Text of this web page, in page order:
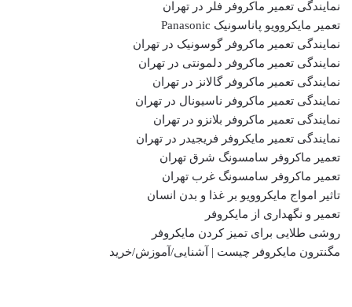
نمایندگی تعمیر ماکروفر فلر در تهران
تعمیر مایکروویو پاناسونیک Panasonic
نمایندگی تعمیر ماکروفر گوسونیک در تهران
نمایندگی تعمیر ماکروفر دلمونتی در تهران
نمایندگی تعمیر ماکروفر گالانز در تهران
نمایندگی تعمیر ماکروفر ناسیونال در تهران
نمایندگی تعمیر ماکروفر بلانزو در تهران
نمایندگی تعمیر مایکروفر فریجیدر در تهران
تعمیر ماکروفر سامسونگ شرق تهران
تعمیر ماکروفر سامسونگ غرب تهران
تاثیر امواج مایکروویو بر غذا و بدن انسان
تعمیر و نگهداری از مایکروفر
روشی طلایی برای تمیز کردن مایکروفر
مگنترون مایکروفر چیست | آشنایی/آموزش/خرید